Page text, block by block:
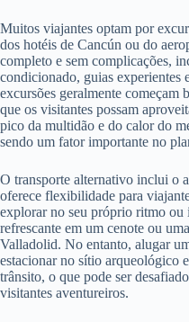
Muitos viajantes optam por
dos hotéis de Cancún ou do
completo e sem complicações,
condicionado, guias experientes
excursões geralmente começam
que os visitantes possam
pico da multidão e do calor do
sendo um fator importante no
O transporte alternativo inclui o
oferece flexibilidade para
explorar no seu próprio ritmo
refrescante em um cenote ou
Valladolid. No entanto, alugar
estacionar no sítio arqueológico
trânsito, o que pode ser
visitantes aventureiros.